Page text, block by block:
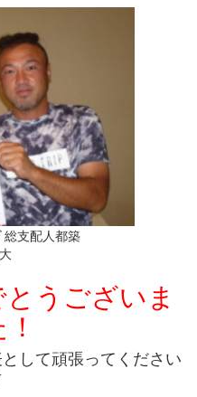
総支配人都築
うございま
して頑張ってください